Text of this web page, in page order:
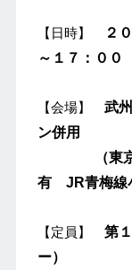
【日時】
２
～１７：００
【会場】 武
ン併用
（東京都
有 JR青梅線
【定員】 第
ー）